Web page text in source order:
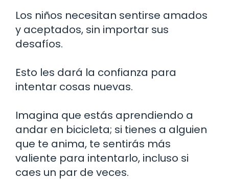
Los niños necesitan sentirse amados
y aceptados, sin importar sus
desafíos.
Esto les dará la confianza para
intentar cosas nuevas.
Imagina que estás aprendiendo a
andar en bicicleta; si tienes a alguien
que te anima, te sentirás más
valiente para intentarlo, incluso si
caes un par de veces.